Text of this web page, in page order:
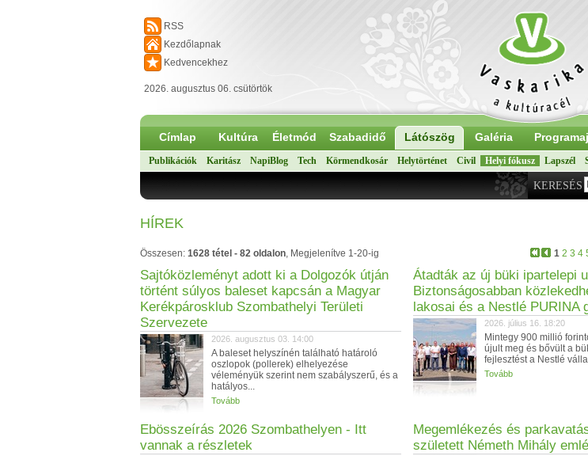
RSS
Kezdőlapnak
Kedvencekhez
2026. augusztus 06. csütörtök
Címlap Kultúra Életmód Szabadidő Látószög Galéria
Publikációk Karitász NapiBlog Tech Körmendkosár Helytörténet Civil Helyi fókusz Lapszél
KERESÉS
HÍREK
1 2 3 4
Összesen: 1628 tétel - 82 oldalon, Megjelenítve 1-20-ig
Sajtóközleményt adott ki a Dolgozók útján
történt súlyos baleset kapcsán a Magyar
Kerékpárosklub Szombathelyi Területi
Szervezete
2026. augusztus 03. 14:00
A baleset helyszínén található határoló
oszlopok (pollerek) elhelyezése
véleményük szerint nem szabályszerű, és a
hatályos...
Tovább
Átadták az új büki ipartelepi
Biztonságosabban
lakosai és a Nestlé PURINA
2026. július 16. 18:20
Mintegy 900 millió
újult meg és bővült a
fejlesztést a Nestlé
Tovább
Ebösszeírás 2026 Szombathelyen - Itt
vannak a részletek
Megemlékezés és
született Németh Mihály